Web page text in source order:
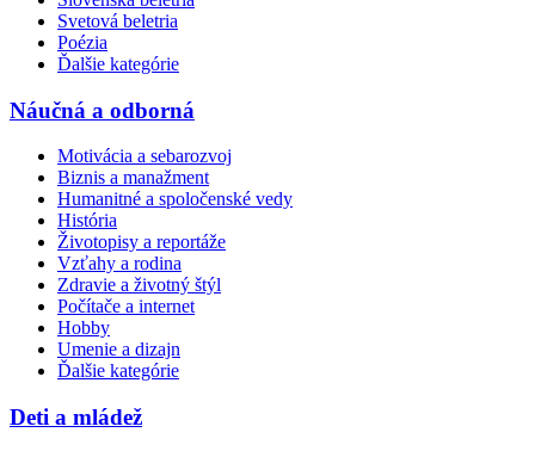
Svetová beletria
Poézia
Ďalšie kategórie
Náučná a odborná
Motivácia a sebarozvoj
Biznis a manažment
Humanitné a spoločenské vedy
História
Životopisy a reportáže
Vzťahy a rodina
Zdravie a životný štýl
Počítače a internet
Hobby
Umenie a dizajn
Ďalšie kategórie
Deti a mládež